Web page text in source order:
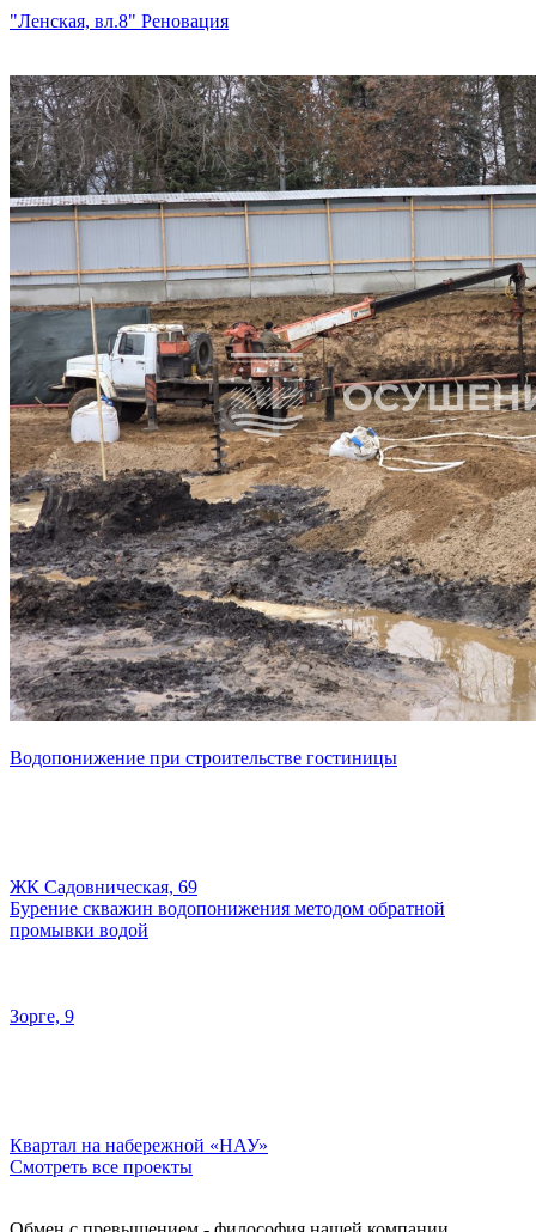
"Ленская, вл.8" Реновация
Водопонижение при строительстве гостиницы
ЖК Садовническая, 69
Бурение скважин водопонижения методом обратной
промывки водой
Зорге, 9
Квартал на набережной «НАУ»
Смотреть все проекты